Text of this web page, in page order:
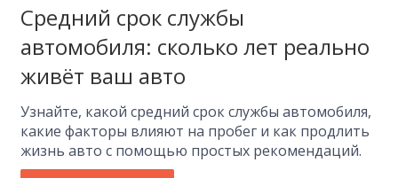
Средний срок службы
автомобиля: сколько лет реально
живёт ваш авто
Узнайте, какой средний срок службы автомобиля,
какие факторы влияют на пробег и как продлить
жизнь авто с помощью простых рекомендаций.